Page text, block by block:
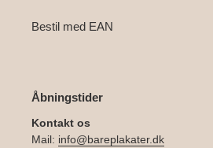
Bestil med EAN
Åbningstider
Kontakt os
Mail: info@bareplakater.dk